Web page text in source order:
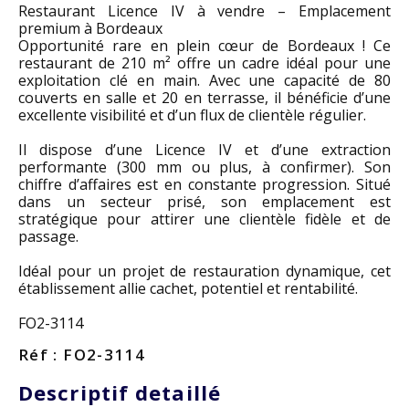
Restaurant Licence IV à vendre – Emplacement
premium à Bordeaux
Opportunité rare en plein cœur de Bordeaux ! Ce
restaurant de 210 m² offre un cadre idéal pour une
exploitation clé en main. Avec une capacité de 80
couverts en salle et 20 en terrasse, il bénéficie d’une
excellente visibilité et d’un flux de clientèle régulier.
Il dispose d’une Licence IV et d’une extraction
performante (300 mm ou plus, à confirmer). Son
chiffre d’affaires est en constante progression. Situé
dans un secteur prisé, son emplacement est
stratégique pour attirer une clientèle fidèle et de
passage.
Idéal pour un projet de restauration dynamique, cet
établissement allie cachet, potentiel et rentabilité.
FO2-3114
Réf : FO2-3114
Descriptif detaillé